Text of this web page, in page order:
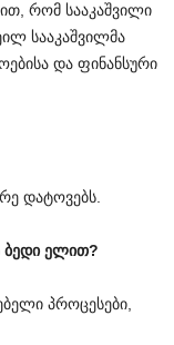
რომ სააკაშვილი
სააკაშვილმა
და ფინანსური
დატოვებს.
ბედი ელით?
პროცესები,